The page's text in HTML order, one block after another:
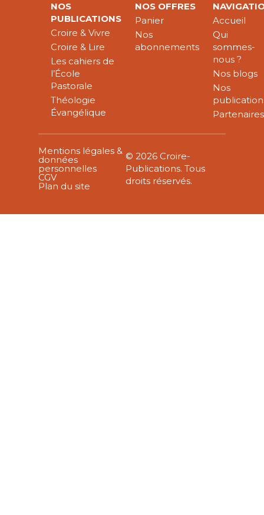
NOS
PUBLICATIONS
Croire & Vivre
Croire & Lire
Les cahiers de
l’École
Pastorale
Théologie
Évangélique
NOS OFFRES
Panier
Nos
abonnements
Accueil
Qui
sommes-
nous ?
Nos blogs
Nos
Partenaires
Mentions légales &
données
personnelles
CGV
Plan du site
© 2026 Croire-
Publications. Tous
droits réservés.